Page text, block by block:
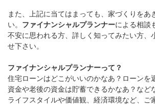
また、上記に当てはまっても、家づくりをあ
い。 ファイナンシャルプランナーによる相談
不安に思われる方、詳しく知ってみたい方、
せ下さい。
ファイナンシャルプランナーって？
住宅ローンはどこがいいのかなあ？ローンを
資金や老後の資金は貯蓄できるかなあ？など
ライフスタイルや価値観、経済環境など、ご